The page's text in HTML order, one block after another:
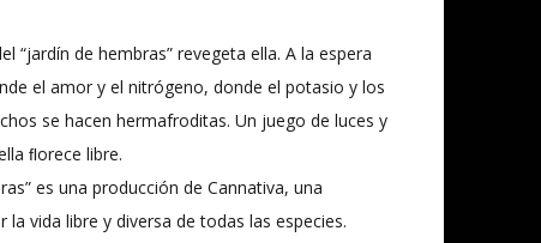
“jardín de hembras” revegeta ella. A la espera
el amor y el nitrógeno, donde el potasio y los
se hacen hermafroditas. Un juego de luces y
ﬂorece libre.
es una producción de Cannativa, una
vida libre y diversa de todas las especies.